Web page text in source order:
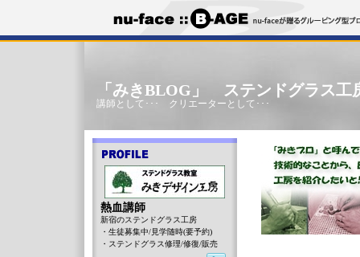
「みきBLOG」 ステンドグラス工
講師として･･･ クリエーターとして･･･
熱血講師
新宿のステンドグラス工房
・生徒募集中/見学随時(要予約)
・ステンドグラス修理/修復/販売